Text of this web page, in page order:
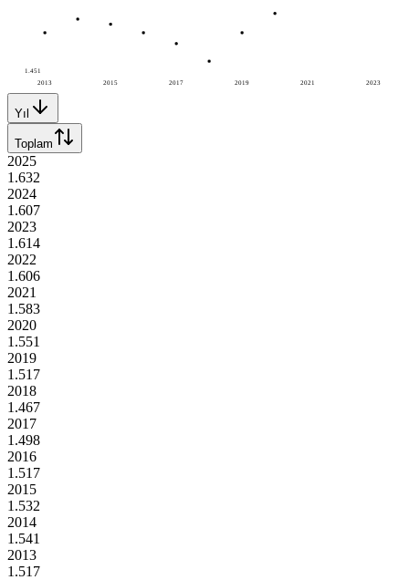
2013 2015 2017 2019 2021 2023
1.451
Yıl
Toplam
2025
1.632
2024
1.607
2023
1.614
2022
1.606
2021
1.583
2020
1.551
2019
1.517
2018
1.467
2017
1.498
2016
1.517
2015
1.532
2014
1.541
2013
1.517